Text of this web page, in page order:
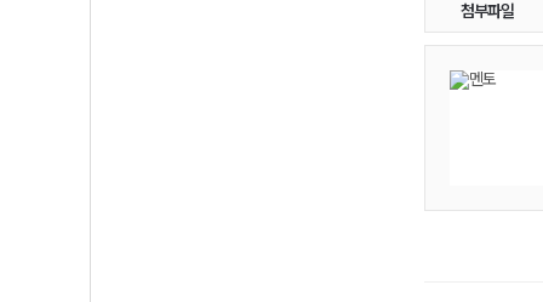
첨부파일